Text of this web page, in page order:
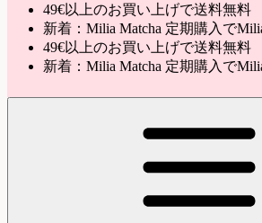
49€以上のお買い上げで送料無料
新着：Milia Matcha 定期購入で
49€以上のお買い上げで送料無料
新着：Milia Matcha 定期購入で